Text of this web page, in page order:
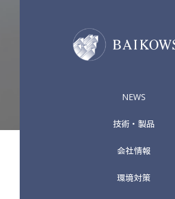
NEWS
技術・製品
会社情報
環境対策